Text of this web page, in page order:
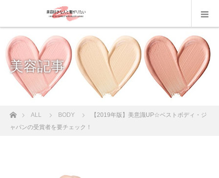
美容記事
ホームALL BODY
【2019年版】美意識UP☆ベストボディ・ジ
ャパンの受賞者を要チェック！